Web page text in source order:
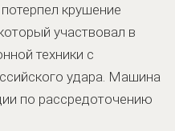
крушение
участвовал в
техники с
удара. Машина
по рассредоточению